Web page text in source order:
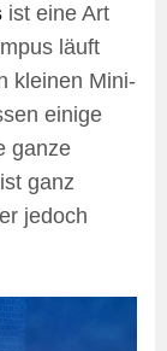
ist eine Art
läuft
kleinen Mini-
einige
ganze
ganz
jedoch